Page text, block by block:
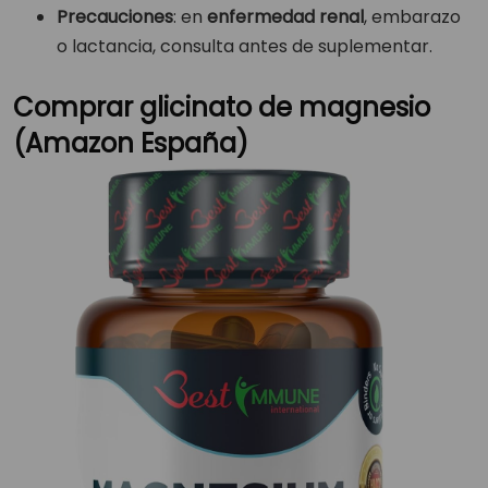
Precauciones: en enfermedad renal, embarazo
o lactancia, consulta antes de suplementar.
Comprar glicinato de magnesio
(Amazon España)